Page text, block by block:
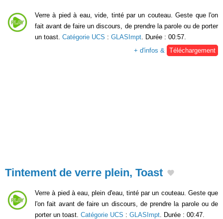
Verre à pied à eau, vide, tinté par un couteau. Geste que l'on
fait avant de faire un discours, de prendre la parole ou de porter
un toast. Catégorie UCS : GLASImpt. Durée : 00:57.
+ d'infos & Téléchargement
Tintement de verre plein, Toast
Verre à pied à eau, plein d'eau, tinté par un couteau. Geste que
l'on fait avant de faire un discours, de prendre la parole ou de
porter un toast. Catégorie UCS : GLASImpt . Durée : 00:47.